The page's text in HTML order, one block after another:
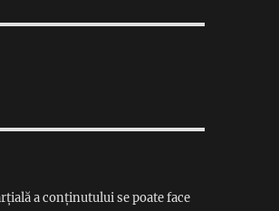
a conținutului se poate face